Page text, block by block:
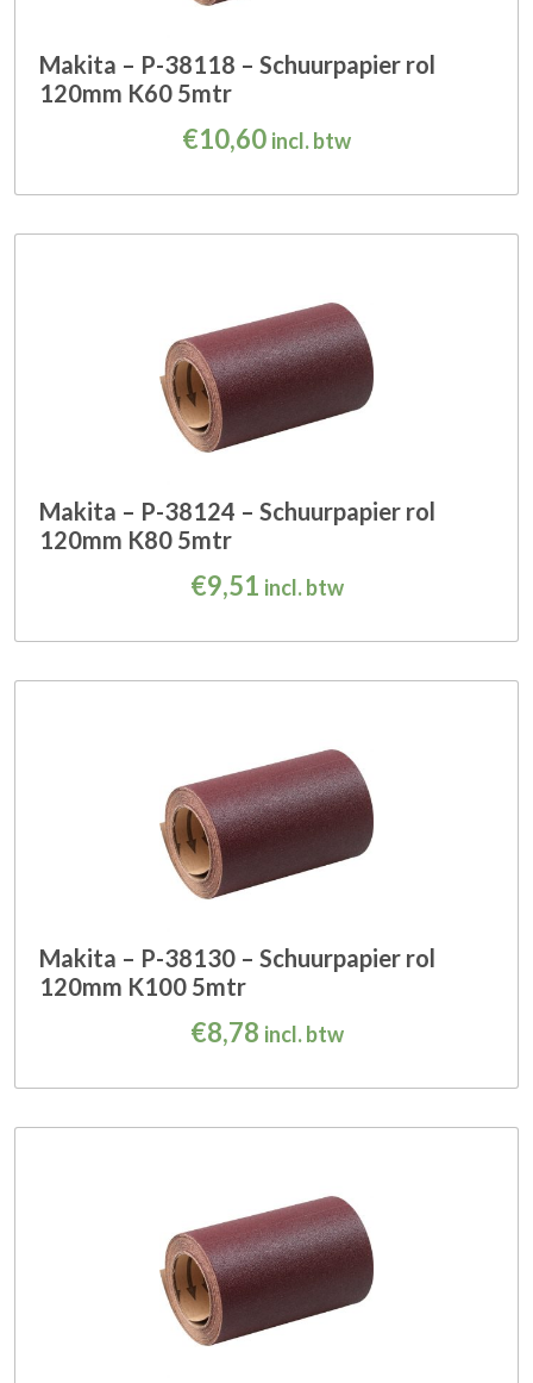
Makita – P-38118 – Schuurpapier rol
120mm K60 5mtr
€10,60 incl. btw
Makita – P-38124 – Schuurpapier rol
120mm K80 5mtr
€9,51 incl. btw
Makita – P-38130 – Schuurpapier rol
120mm K100 5mtr
€8,78 incl. btw